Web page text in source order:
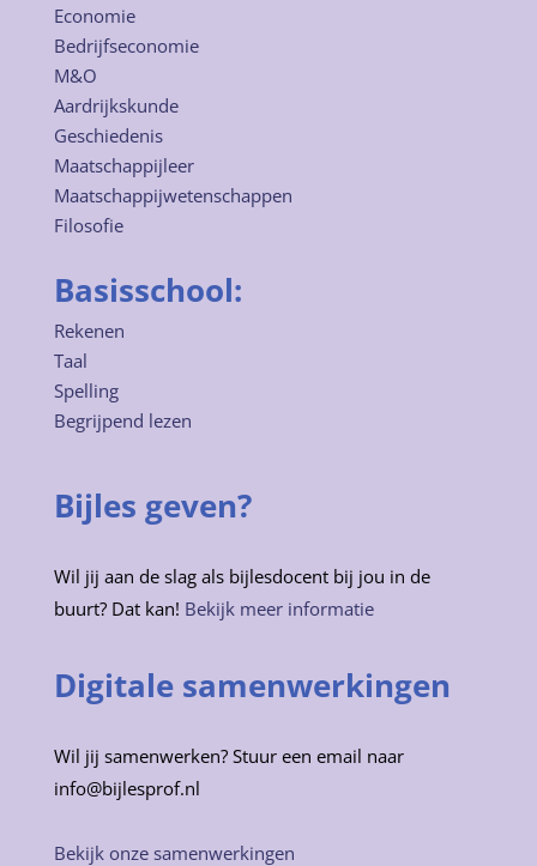
Economie
Bedrijfseconomie
M&O
Aardrijkskunde
Geschiedenis
Maatschappijleer
Maatschappijwetenschappen
Filosofie
Basisschool:
Rekenen
Taal
Spelling
Begrijpend lezen
Bijles geven?
Wil jij aan de slag als bijlesdocent bij jou in de
buurt? Dat kan! Bekijk meer informatie
Digitale samenwerkingen
Wil jij samenwerken? Stuur een email naar
info@bijlesprof.nl
Bekijk onze samenwerkingen